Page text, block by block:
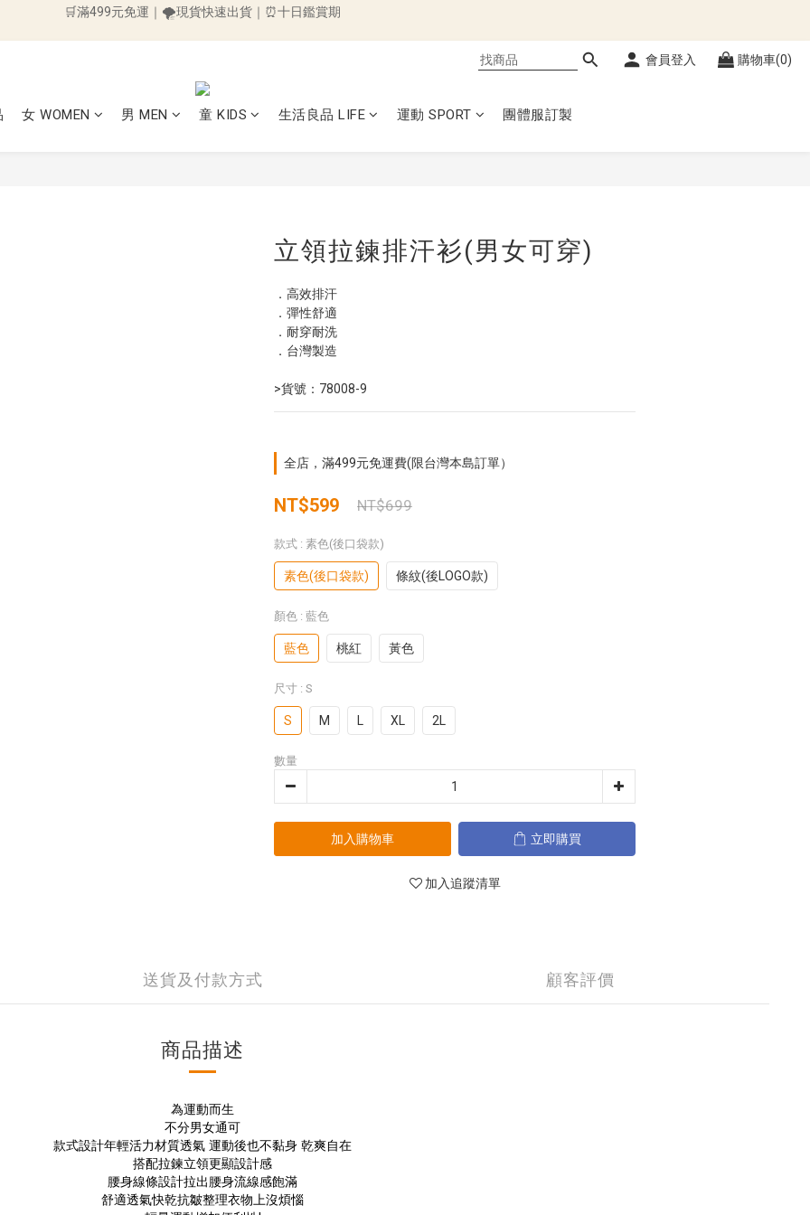
🛒滿499元免運｜🌪️現貨快速出貨｜⏰十日鑑賞期
👉加入會員送50元購物金👈 ～訂單立即折抵~
會員登入 購物車(0)
女 WOMEN 男 MEN 童 KIDS 生活良品 LIFE 運動 SPORT 團體服訂製
立領拉鍊排汗衫(男女可穿)
．高效排汗
．彈性舒適
．耐穿耐洗
．台灣製造
>貨號：78008-9
全店，滿499元免運費(限台灣本島訂單）
NT$599 NT$699
款式 : 素色(後口袋款)
素色(後口袋款) 條紋(後LOGO款)
顏色 : 藍色
藍色 桃紅 黃色
尺寸 : S
S M XL 2L
數量
加入購物車 立即購買
加入追蹤清單
送貨及付款方式 顧客評價
商品描述
為運動而生
不分男女通可
款式設計年輕活力材質透氣 運動後也不黏身 乾爽自在
搭配拉鍊立領更顯設計感
腰身線條設計拉出腰身流線感飽滿
舒適透氣快乾抗皺整理衣物上沒煩惱